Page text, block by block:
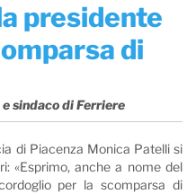
presidente
di
sindaco di Ferriere
di Piacenza Monica Patelli si
«Esprimo, anche a nome del
per la scomparsa di